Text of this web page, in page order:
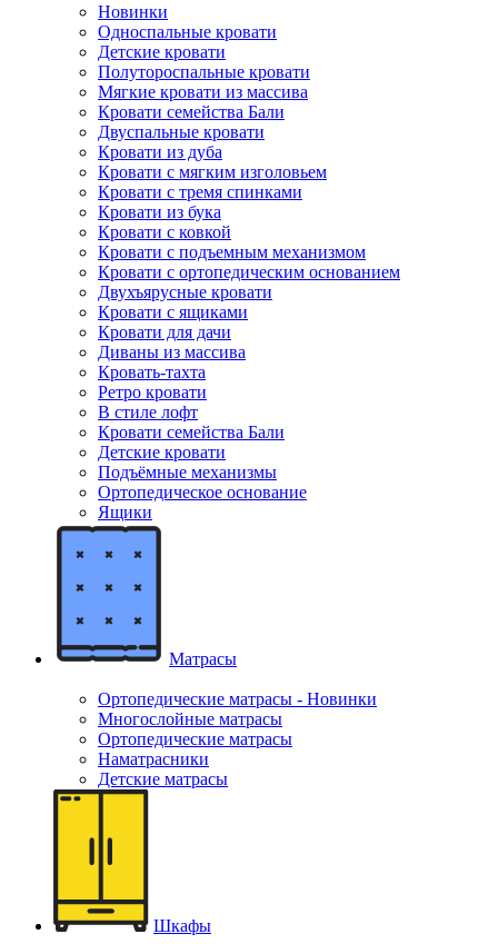
Новинки
Односпальные кровати
Детские кровати
Полутороспальные кровати
Мягкие кровати из массива
Кровати семейства Бали
Двуспальные кровати
Кровати из дуба
Кровати с мягким изголовьем
Кровати с тремя спинками
Кровати из бука
Кровати с ковкой
Кровати с подъемным механизмом
Кровати с ортопедическим основанием
Двухъярусные кровати
Кровати с ящиками
Кровати для дачи
Диваны из массива
Кровать-тахта
Ретро кровати
В стиле лофт
Кровати семейства Бали
Детские кровати
Подъёмные механизмы
Ортопедическое основание
Ящики
Матрасы
Ортопедические матрасы - Новинки
Многослойные матрасы
Ортопедические матрасы
Наматрасники
Детские матрасы
Шкафы